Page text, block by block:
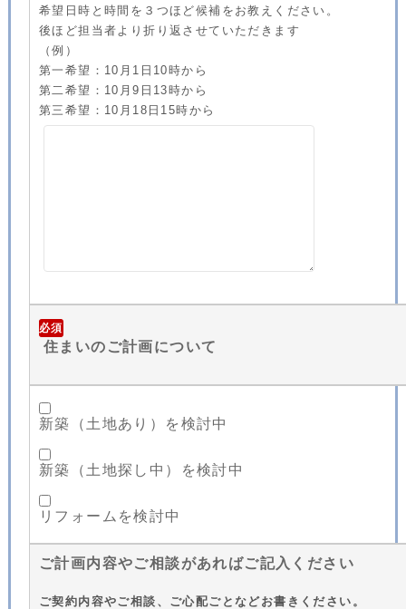
希望日時と時間を３つほど候補をお教えください。
後ほど担当者より折り返させていただきます
（例）
第一希望：10月1日10時から
第二希望：10月9日13時から
第三希望：10月18日15時から
必須
住まいのご計画について
新築（土地あり）を検討中
新築（土地探し中）を検討中
リフォームを検討中
ご計画内容やご相談があればご記入ください
ご契約内容やご相談、ご心配ごとなどお書きください。